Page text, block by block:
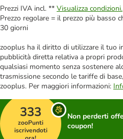
Prezzi IVA incl. ** Visualizza condizioni.
Prezzo regolare = il prezzo più basso
30 giorni
zooplus ha il diritto di utilizzare il tuo
pubblicità diretta relativa a propri
qualsiasi momento senza sostenere
trasmissione secondo le tariffe di
zooplus. Per maggiori informazioni:
333
zooPunti
iscrivendoti
Non perderti
coupon!